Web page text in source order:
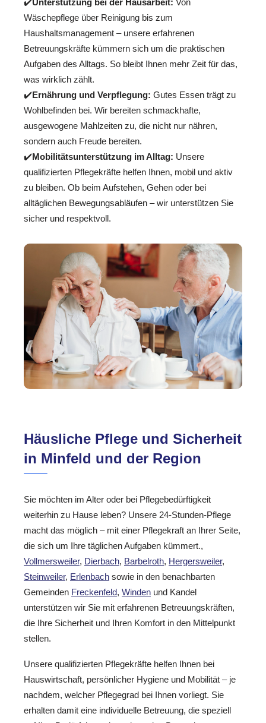
✔️Unterstützung bei der Hausarbeit: Von
Wäschepflege über Reinigung bis zum
Haushaltsmanagement – unsere erfahrenen
Betreuungskräfte kümmern sich um die praktischen
Aufgaben des Alltags. So bleibt Ihnen mehr Zeit für das,
was wirklich zählt.
✔️Ernährung und Verpflegung: Gutes Essen trägt zu
Wohlbefinden bei. Wir bereiten schmackhafte,
ausgewogene Mahlzeiten zu, die nicht nur nähren,
sondern auch Freude bereiten.
✔️Mobilitätsunterstützung im Alltag: Unsere
qualifizierten Pflegekräfte helfen Ihnen, mobil und aktiv
zu bleiben. Ob beim Aufstehen, Gehen oder bei
alltäglichen Bewegungsabläufen – wir unterstützen Sie
sicher und respektvoll.
Häusliche Pflege und Sicherheit
in Minfeld und der Region
Sie möchten im Alter oder bei Pflegebedürftigkeit
weiterhin zu Hause leben? Unsere 24-Stunden-Pflege
macht das möglich – mit einer Pflegekraft an Ihrer Seite,
die sich um Ihre täglichen Aufgaben kümmert.,
Vollmersweiler, Dierbach, Barbelroth, Hergersweiler,
Steinweiler, Erlenbach sowie in den benachbarten
Gemeinden Freckenfeld, Winden und Kandel
unterstützen wir Sie mit erfahrenen Betreuungskräften,
die Ihre Sicherheit und Ihren Komfort in den Mittelpunkt
stellen.
Unsere qualifizierten Pflegekräfte helfen Ihnen bei
Hauswirtschaft, persönlicher Hygiene und Mobilität – je
nachdem, welcher Pflegegrad bei Ihnen vorliegt. Sie
erhalten damit eine individuelle Betreuung, die speziell